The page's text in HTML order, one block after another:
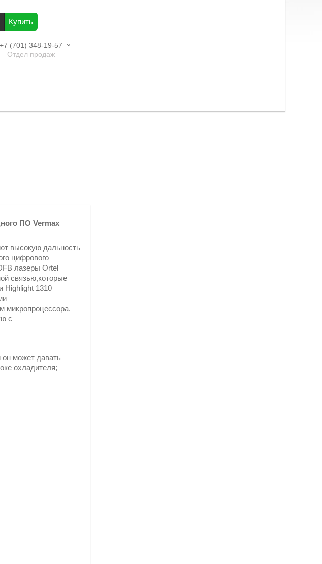
Купить
+7 (701) 348-19-57
Отдел продаж
ПО Vermax
высокую дальность
цифрового
лазеры Ortel
связью,которые
Highlight 1310
микропроцессора.
с
может давать
охладителя;